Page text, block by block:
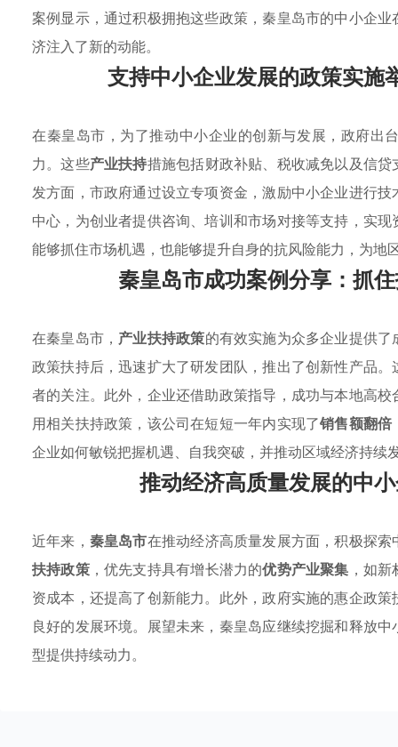
案例显示，通过积极拥抱这些政策，秦皇岛市的中小企
济注入了新的动能。
支持中小企业发展的政策实施
在秦皇岛市，为了推动中小企业的创新与发展，政府出
力。这些产业扶持措施包括财政补贴、税收减免以及信
发方面，市政府通过设立专项资金，激励中小企业进行
中心，为创业者提供咨询、培训和市场对接等支持，实
能够抓住市场机遇，也能够提升自身的抗风险能力，为地
秦皇岛市成功案例分享：抓
在秦皇岛市， 产业扶持政策的有效实施为众多企业提供
政策扶持后，迅速扩大了研发团队，推出了创新性产品
者的关注。此外，企业还借助政策指导，成功与本地高
用相关扶持政策，该公司在短短一年内实现了销售额翻倍
企业如何敏锐把握机遇、自我突破，并推动区域经济持续
推动经济高质量发展的中
近年来， 秦皇岛市在推动经济高质量发展方面，积极探
扶持政策，优先支持具有增长潜力的优势产业聚集 ，如
资成本，还提高了创新能力。此外，政府实施的惠企政
良好的发展环境。展望未来，秦皇岛应继续挖掘和释放
型提供持续动力。